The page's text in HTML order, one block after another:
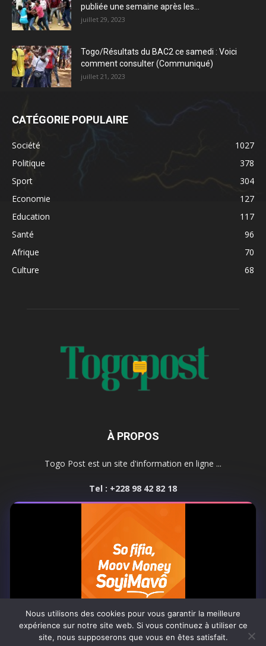
publiée une semaine après les...
juillet 29, 2023
Togo/Résultats du BAC2 ce samedi : Voici
comment consulter (Communiqué)
juillet 21, 2023
CATÉGORIE POPULAIRE
Société
1027
Politique
378
Sport
304
Economie
127
Education
117
Santé
96
Afrique
70
Culture
68
À PROPOS
Togo Post est un site d'information en ligne ...
Tel : +228 98 42 82 18
SUIVEZ NOUS
Africa-Newsroom Contact Activités du site
Nous utilisons des cookies pour vous garantir la meilleure
expérience sur notre site web. Si vous continuez à utiliser ce
site, nous supposerons que vous en êtes satisfait.